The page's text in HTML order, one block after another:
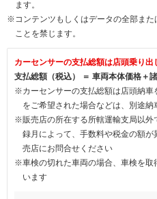
ます。
※コンテンツもしくはデータの全部ま
ことを禁じます。
カーセンサーの支払総額は店頭乗り出
支払総額（税込） ＝ 車両本体価格＋
※カーセンサーの支払総額は店頭納車
をご希望された場合などは、別途納
※販売店の所在する所轄運輸支局以外
録月によって、手数料や税金の額
売店にお問合せください
※車検の切れた車両の場合、車検を取
います